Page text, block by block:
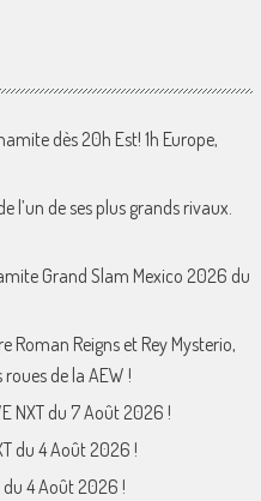
dès 20h Est! 1h Europe,
l’un de ses plus grands rivaux.
Grand Slam Mexico 2026 du
Roman Reigns et Rey Mysterio,
de la AEW !
NXT du 7 Août 2026 !
du 4 Août 2026 !
4 Août 2026 !